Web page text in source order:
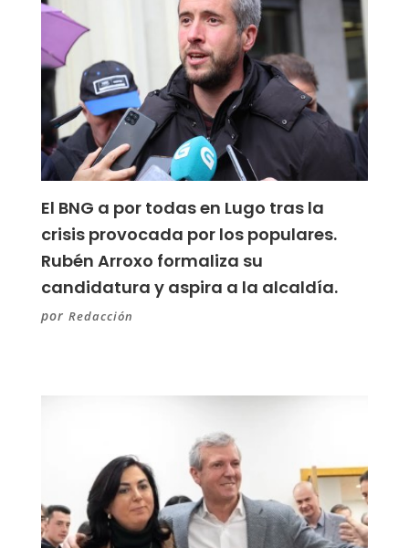
El BNG a por todas en Lugo tras la
crisis provocada por los populares.
Rubén Arroxo formaliza su
candidatura y aspira a la alcaldía.
por Redacción